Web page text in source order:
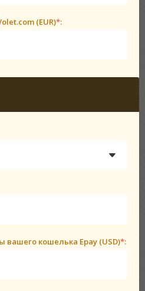
(EUR)*:
вашего кошелька Epay (USD)*: